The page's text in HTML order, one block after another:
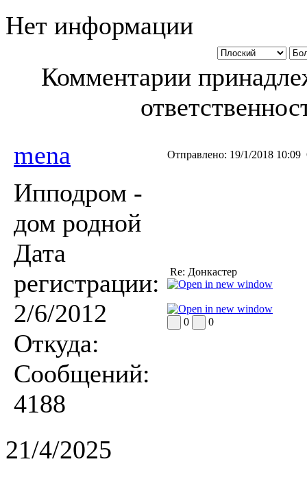
Нет информации
Комментарии
mena
Отправлено: 19/1/2018 10:09
Ипподром -
дом родной
Дата
регистрации:
2/6/2012
Откуда:
Сообщений:
4188
Re: Донкастер
0 0
21/4/2025